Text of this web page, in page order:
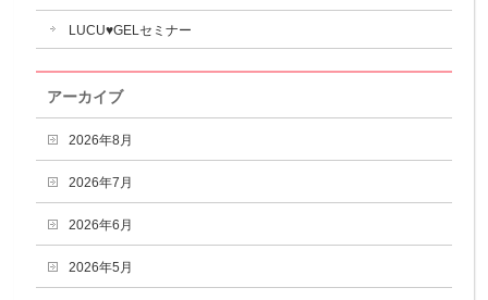
LUCU♥GELセミナー
アーカイブ
2026年8月
2026年7月
2026年6月
2026年5月